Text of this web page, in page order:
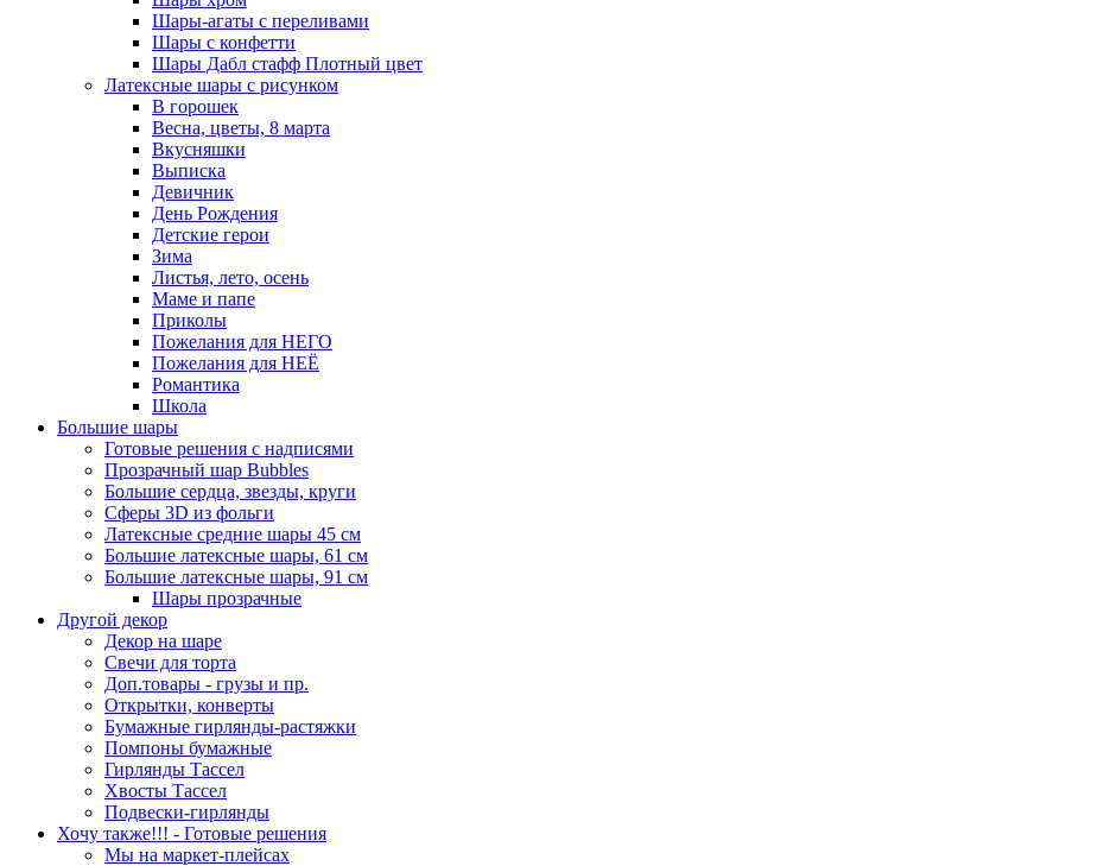
Шары-агаты с переливами
Шары с конфетти
Шары Дабл стафф Плотный цвет
Латексные шары с рисунком
В горошек
Весна, цветы, 8 марта
Вкусняшки
Выписка
Девичник
День Рождения
Детские герои
Зима
Листья, лето, осень
Маме и папе
Приколы
Пожелания для НЕГО
Пожелания для НЕЁ
Романтика
Школа
Большие шары
Готовые решения с надписями
Прозрачный шар Bubbles
Большие сердца, звезды, круги
Сферы 3D из фольги
Латексные средние шары 45 см
Большие латексные шары, 61 см
Большие латексные шары, 91 см
Шары прозрачные
Другой декор
Декор на шаре
Свечи для торта
Доп.товары - грузы и пр.
Открытки, конверты
Бумажные гирлянды-растяжки
Помпоны бумажные
Гирлянды Тассел
Хвосты Тассел
Подвески-гирлянды
Хочу также!!! - Готовые решения
Мы на маркет-плейсах